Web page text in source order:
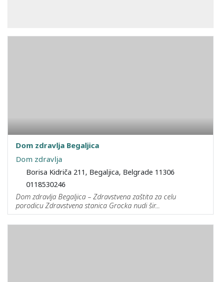
Dom zdravlja Begaljica
Dom zdravlja
Borisa Kidriča 211, Begaljica, Belgrade 11306
0118530246
Dom zdravlja Begaljica – Zdravstvena zaštita za celu
porodicu Zdravstvena stanica Grocka nudi šir...